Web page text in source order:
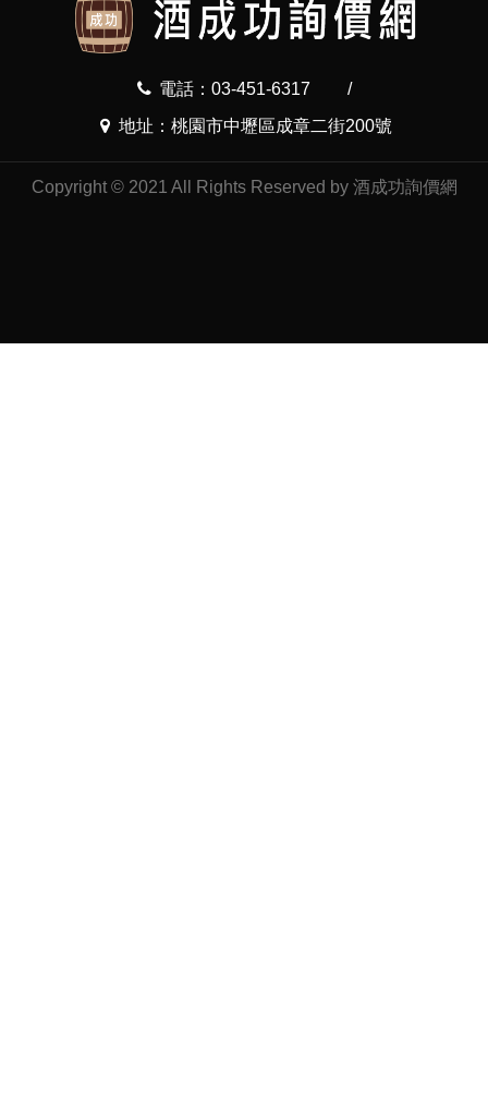
電話：03-451-6317
/
地址：桃園市中壢區成章二街200號
Copyright © 2021 All Rights Reserved by 酒成功詢價網